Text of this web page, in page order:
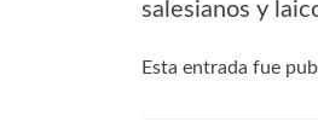
salesianos y
Esta entrada fue